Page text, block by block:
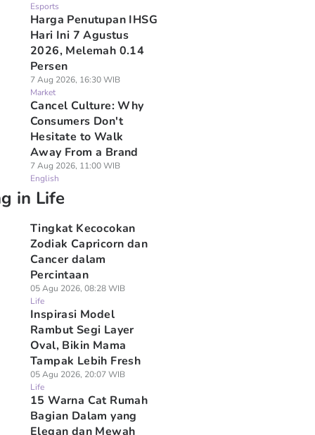
Esports
Harga Penutupan IHSG
Hari Ini 7 Agustus
2026, Melemah 0.14
Persen
7 Aug 2026, 16:30 WIB
Market
Cancel Culture: Why
Consumers Don't
Hesitate to Walk
Away From a Brand
7 Aug 2026, 11:00 WIB
English
in Life
Tingkat Kecocokan
Zodiak Capricorn dan
Cancer dalam
Percintaan
05 Agu 2026, 08:28 WIB
Life
Inspirasi Model
Rambut Segi Layer
Oval, Bikin Mama
Tampak Lebih Fresh
05 Agu 2026, 20:07 WIB
Life
15 Warna Cat Rumah
Bagian Dalam yang
Elegan dan Mewah